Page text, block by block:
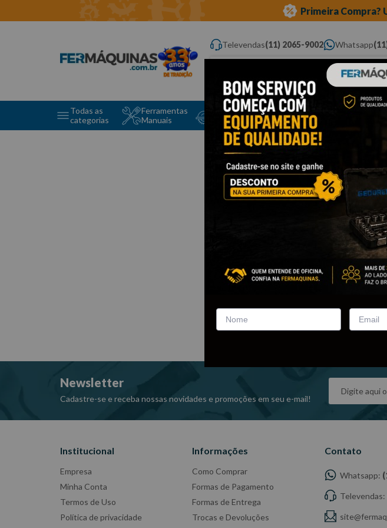
Primeira Compra?
Televendas(11) 2065-9002 Whatsapp
Digite aqui o que você procura...
Todas as
categorias
Ferramentas
Manuais
Ferramentas Elétricas
e Máquinas
Ferramentas
0
Newsletter
Cadastre-se e receba nossas novidades e promoções em seu e-mail!
Institucional
Empresa
Minha Conta
Termos de Uso
Política de privacidade
Informações
Como Comprar
Formas de Pagamento
Formas de Entrega
Trocas e Devoluções
Contato
Whatsapp:
Televendas: